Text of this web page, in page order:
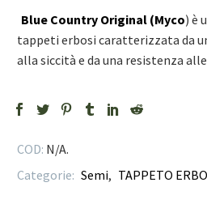
Blue Country Original (Myco) è
tappeti erbosi caratterizzata da
alla siccità e da una resistenza
COD: N/A.
Categorie: Semi, TAPPETO